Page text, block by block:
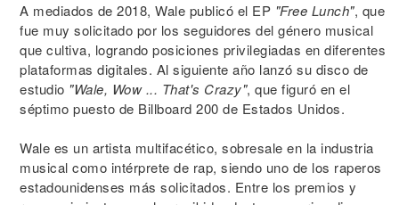
A mediados de 2018, Wale publicó el EP "Free Lunch", que
fue muy solicitado por los seguidores del género musical
que cultiva, logrando posiciones privilegiadas en diferentes
plataformas digitales. Al siguiente año lanzó su disco de
estudio "Wale, Wow ... That's Crazy", que figuró en el
séptimo puesto de Billboard 200 de Estados Unidos.
Wale es un artista multifacético, sobresale en la industria
musical como intérprete de rap, siendo uno de los raperos
estadounidenses más solicitados. Entre los premios y